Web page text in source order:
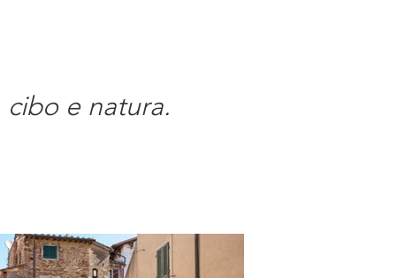
cibo e natura.